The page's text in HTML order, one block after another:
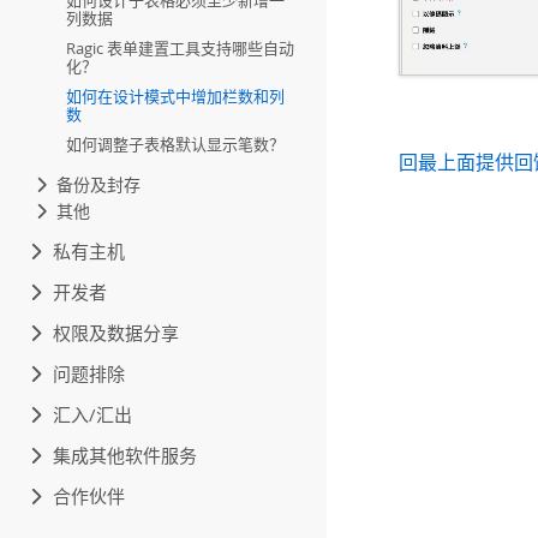
列数据
Ragic 表单建置工具支持哪些自动
化？
如何在设计模式中增加栏数和列
数
如何调整子表格默认显示笔数？
备份及封存
其他
私有主机
开发者
权限及数据分享
问题排除
汇入/汇出
集成其他软件服务
合作伙伴
回最上面提供回